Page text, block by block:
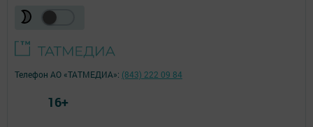
Телефон АО «ТАТМЕДИА»: (843) 222 09 84
16+